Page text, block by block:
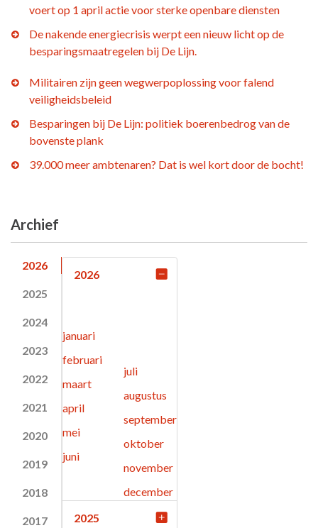
voert op 1 april actie voor sterke openbare diensten
De nakende energiecrisis werpt een nieuw licht op de
besparingsmaatregelen bij De Lijn.
Militairen zijn geen wegwerpoplossing voor falend
veiligheidsbeleid
Besparingen bij De Lijn: politiek boerenbedrog van de
bovenste plank
39.000 meer ambtenaren? Dat is wel kort door de bocht!
Archief
2026
2025
2024
2023
2022
2021
2020
2019
2018
2017
2026
januari
februari
maart
april
mei
juni
juli
augustus
september
oktober
november
december
2025